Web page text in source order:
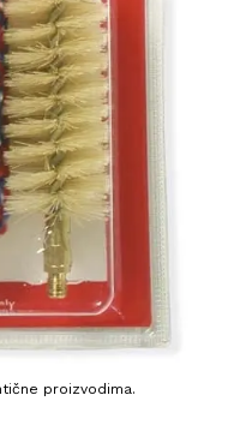
proizvodima.